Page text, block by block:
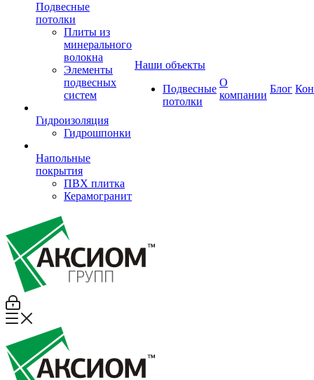
Подвесные
потолки
Плиты из
минерального
волокна
Элементы
подвесных
систем
Гидроизоляция
Гидрошпонки
Напольные
покрытия
ПВХ плитка
Керамогранит
Наши объекты
Подвесные
потолки
О
компании
Блог